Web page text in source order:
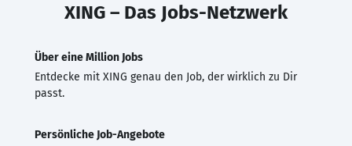
XING – Das Jobs-Netzwerk
Über eine Million Jobs
Entdecke mit XING genau den Job, der wirklich zu Dir
passt.
Persönliche Job-Angebote